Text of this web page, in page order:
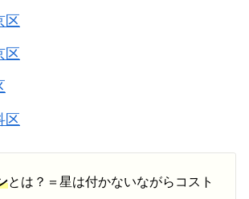
区
区
区
とは？＝星は付かないながらコスト